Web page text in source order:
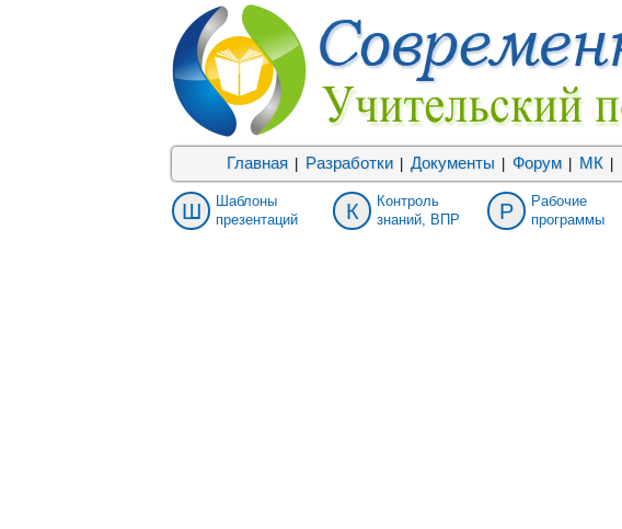
Главная Разработки Документы Форум МК
Ш
Шаблоны
презентаций
К
Контроль
знаний, ВПР
Р
Рабочие
программы